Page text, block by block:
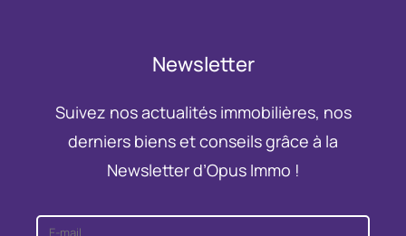
Newsletter
Suivez nos actualités immobilières, nos
derniers biens et conseils grâce à la
Newsletter d’Opus Immo !
E-